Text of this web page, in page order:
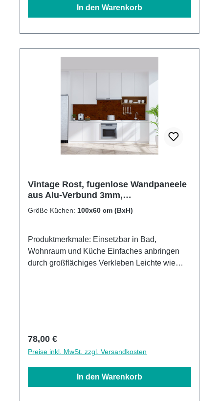
In den Warenkorb
Vintage Rost, fugenlose Wandpaneele
aus Alu-Verbund 3mm,
Küchenrückwand
Größe Küchen: 100x60 cm (BxH)
Produktmerkmale: Einsetzbar in Bad,
Wohnraum und Küche Einfaches anbringen
durch großflächiges Verkleben Leichte wie
Regulärer Preis:
78,00 €
Preise inkl. MwSt. zzgl. Versandkosten
In den Warenkorb